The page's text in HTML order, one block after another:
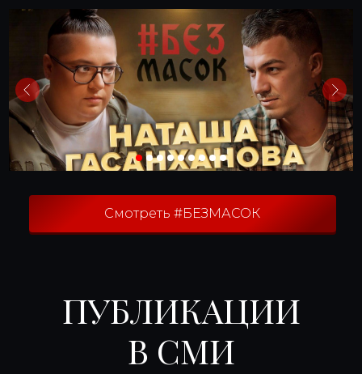
Смотреть #БЕЗМАСОК
ПУБЛИКАЦИИ
В СМИ